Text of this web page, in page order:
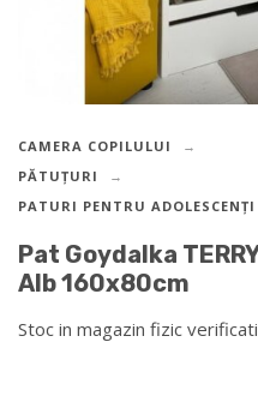
CAMERA COPILULUI
PĂTUȚURI
PATURI PENTRU ADOLESCENȚI
Pat Goydalka
Alb 160x80cm
Stoc in magazin fizic